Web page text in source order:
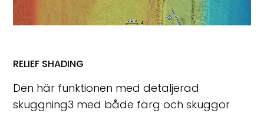
RELIEF SHADING
Den här funktionen med detaljerad
skuggning3 med både färg och skuggor